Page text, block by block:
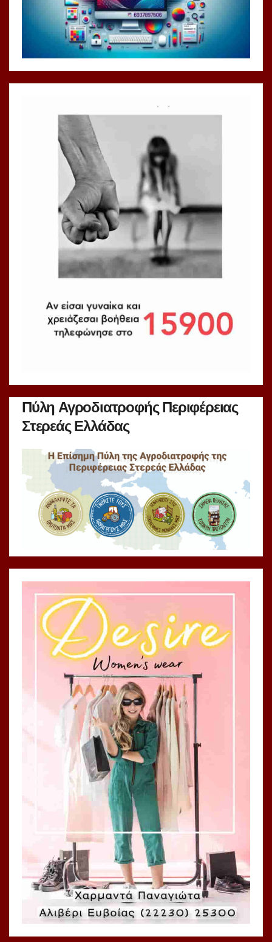
Πύλη Αγροδιατροφής Περιφέρειας
Στερεάς Ελλάδας